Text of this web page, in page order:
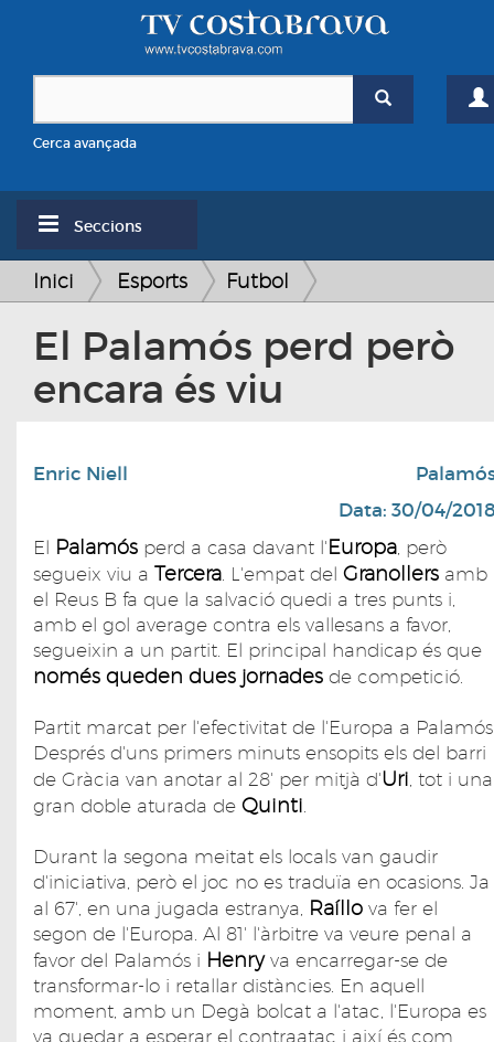
Cerca avançada
Seccions
Inici Esports Futbol
El Palamós perd però
encara és viu
Enric Niell
Data: 30/04/
El Palamós perd a casa davant l'Europa, però
segueix viu a Tercera. L'empat del Granollers amb
el Reus B fa que la salvació quedi a tres punts i,
amb el gol average contra els vallesans a favor,
segueixin a un partit. El principal handicap és que
només queden dues jornades de competició.
Partit marcat per l'efectivitat de l'Europa a
Després d'uns primers minuts ensopits els del barri
de Gràcia van anotar al 28' per mitjà d'Uri, tot i una
gran doble aturada de Quinti.
Durant la segona meitat els locals van gaudir
d'iniciativa, però el joc no es traduïa en ocasions. Ja
al 67', en una jugada estranya, Raíllo va fer el
segon de l'Europa. Al 81' l'àrbitre va veure penal a
favor del Palamós i Henry va encarregar-se de
transformar-lo i retallar distàncies. En aquell
moment, amb un Degà bolcat a l'atac, l'Europa es
va quedar a esperar el contraatac i així és com